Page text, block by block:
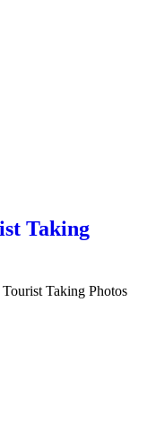
Taking
Taking Photos